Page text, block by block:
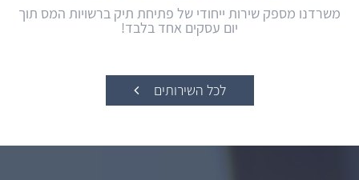
משרדנו מספק שירות ייחודי של פתיחת תיק ברשויות המס תוך
יום עסקים אחד בלבד!
לכל השירותים